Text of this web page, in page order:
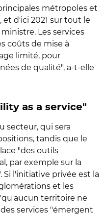
métropoles et
et d'ici 2021 sur tout le
Les services
coûts de mise à
limité, pour
de qualité", a-t-elle
as a service"
secteur, qui sera
tandis que le
"des outils
par exemple sur la
Si l'initiative privée est la
et les
territoire ne
services "émergent